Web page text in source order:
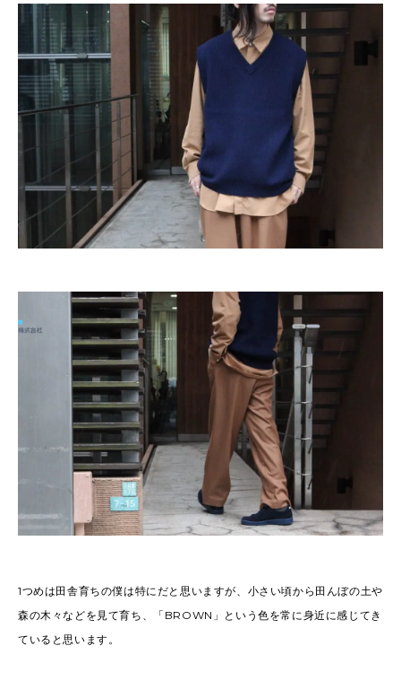
1つめは田舎育ちの僕は特にだと思いますが、小さい頃から田んぼの土や
森の木々などを見て育ち、「BROWN」という色を常に身近に感じてき
ていると思います。